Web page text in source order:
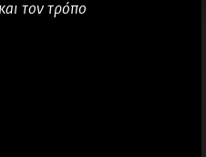
τον τρόπο